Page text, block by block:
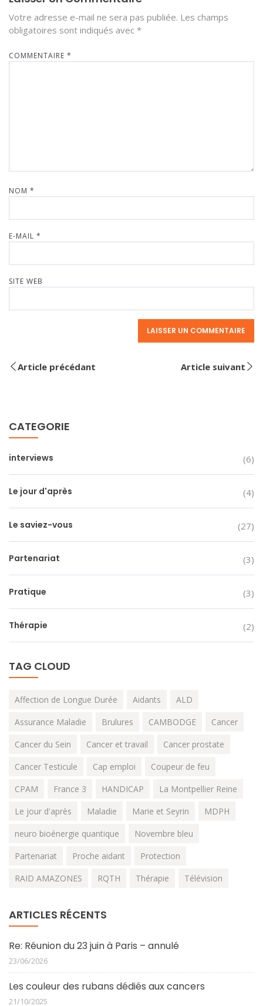
Votre adresse e-mail ne sera pas publiée. Les champs
obligatoires sont indiqués avec *
COMMENTAIRE *
NOM *
E-MAIL *
SITE WEB
Article précédant Article suivant
CATEGORIE
interviews (6)
Le jour d'après (4)
Le saviez-vous (27)
Partenariat (3)
Pratique (3)
Thérapie (2)
TAG CLOUD
Affection de Longue Durée Aidants
ALD
Assurance Maladie
Brulures CAMBODGE
Cancer
Cancer du Sein
Cancer et travail
Cancer prostate
Cancer Testicule
Cap emploi
Coupeur de feu
CPAM
France 3 HANDICAP
La Montpellier Reine
Le jour d'après
Maladie Marie et Seyrin
MDPH
neuro bioénergie quantique
Novembre bleu
Partenariat
Proche aidant
Protection
RAID AMAZONES
RQTH Thérapie Télévision
ARTICLES RÉCENTS
Re: Réunion du 23 juin à Paris – annulé
23/06/2026
Les couleur des rubans dédiés aux cancers
21/10/2025